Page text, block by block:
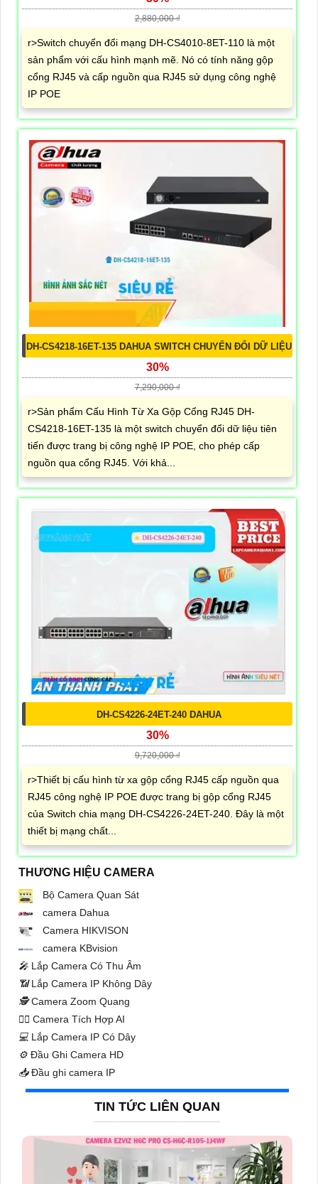
2,880,000 ₫
r>Switch chuyển đổi mạng DH-CS4010-8ET-110 là một
sản phẩm với cấu hình mạnh mẽ. Nó có tính năng gộp
cổng RJ45 và cấp nguồn qua RJ45 sử dụng công nghệ
IP POE
DH-CS4218-16ET-135 DAHUA SWITCH CHUYỂN ĐỔI DỮ LIỆU
30%
7,290,000 ₫
r>Sản phẩm Cấu Hình Từ Xa Gộp Cổng RJ45 DH-
CS4218-16ET-135 là một switch chuyển đổi dữ liệu tiên
tiến được trang bị công nghệ IP POE, cho phép cấp
nguồn qua cổng RJ45. Với khả...
DH-CS4226-24ET-240 DAHUA
30%
9,720,000 ₫
r>Thiết bị cấu hình từ xa gộp cổng RJ45 cấp nguồn qua
RJ45 công nghệ IP POE được trang bị gộp cổng RJ45
của Switch chia mạng DH-CS4226-24ET-240. Đây là một
thiết bị mạng chất...
THƯƠNG HIỆU CAMERA
Bộ Camera Quan Sát
camera Dahua
Camera HIKVISON
camera KBvision
️🎤️ Lắp Camera Có Thu Âm
📶Lắp Camera IP Không Dây
🕵️Camera Zoom Quang
🧛‍♀️ Camera Tích Hợp AI
💻 Lắp Camera IP Có Dây
⚙️ Đầu Ghi Camera HD
📥Đầu ghi camera IP
TIN TỨC LIÊN QUAN